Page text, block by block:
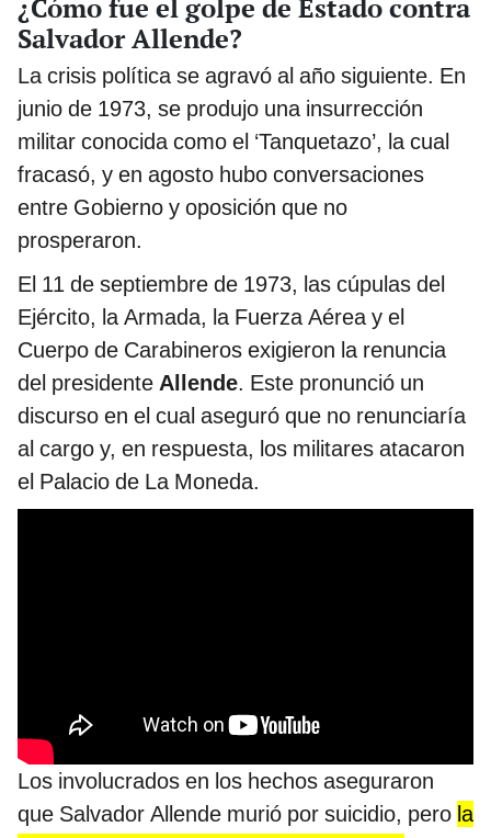
¿Cómo fue el golpe de Estado contra
Salvador Allende?
La crisis política se agravó al año siguiente. En
junio de 1973, se produjo una insurrección
militar conocida como el ‘Tanquetazo’, la cual
fracasó, y en agosto hubo conversaciones
entre Gobierno y oposición que no
prosperaron.
El 11 de septiembre de 1973, las cúpulas del
Ejército, la Armada, la Fuerza Aérea y el
Cuerpo de Carabineros exigieron la renuncia
del presidente Allende. Este pronunció un
discurso en el cual aseguró que no renunciaría
al cargo y, en respuesta, los militares atacaron
el Palacio de La Moneda.
Los involucrados en los hechos aseguraron
que Salvador Allende murió por suicidio, pero la